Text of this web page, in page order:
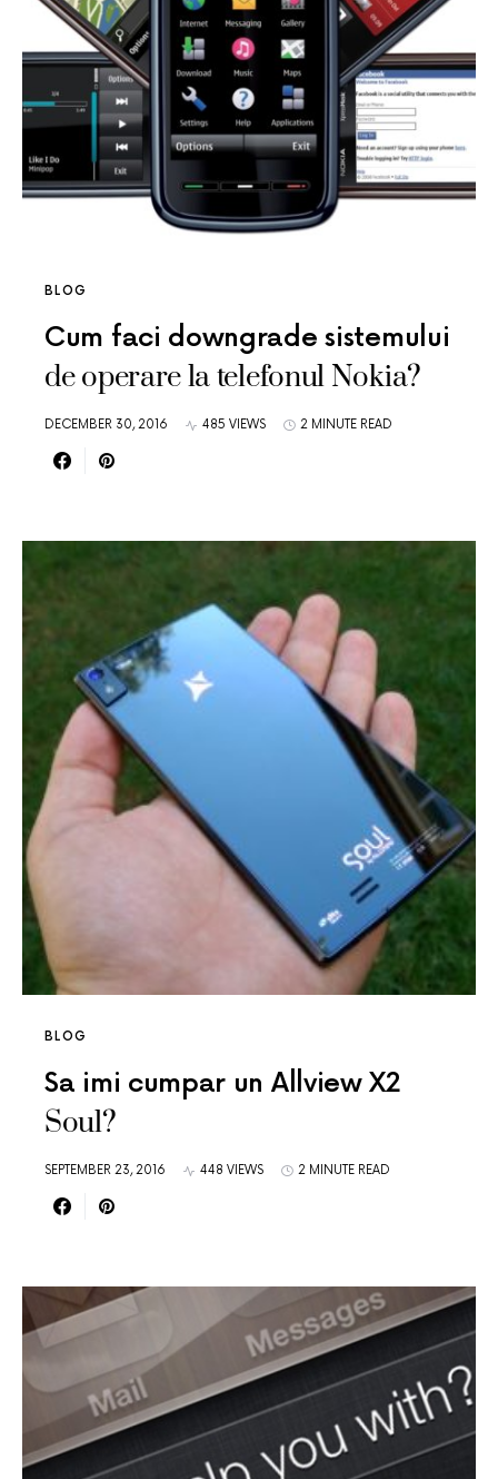
BLOG
Cum faci downgrade sistemului
de operare la telefonul Nokia?
DECEMBER 30, 2016 485 VIEWS 2 MINUTE READ
BLOG
Sa imi cumpar un Allview X2
Soul?
SEPTEMBER 23, 2016 448 VIEWS 2 MINUTE READ